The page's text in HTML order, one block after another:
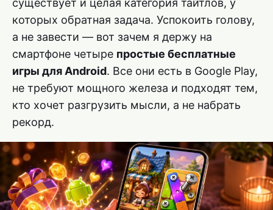
которых обратная задача. Успокоить голову,
а не завести — вот зачем я держу на
смартфоне четыре простые бесплатные
игры для Android. Все они есть в Google Play,
не требуют мощного железа и подходят тем,
кто хочет разгрузить мысли, а не набрать
рекорд.